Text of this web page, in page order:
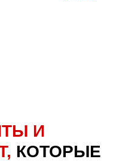
И
КОТОРЫЕ